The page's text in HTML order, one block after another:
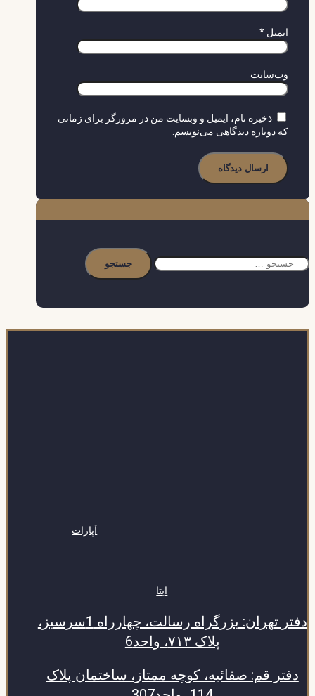
ایمیل *
وب‌سایت
ذخیره نام، ایمیل و وبسایت من در مرورگر برای زمانی
که دوباره دیدگاهی می‌نویسم.
برای:
ایتا
آپارات
دفتر تهران: بزرگراه رسالت، چهارراه 1سرسبز،
پلاک ۷۱۳، واحد6
دفتر قم: صفائیه، کوچه ممتاز، ساختمان پلاک